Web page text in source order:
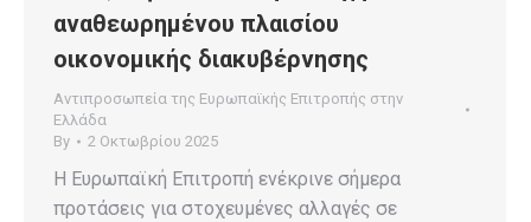
αναθεωρημένου πλαισίου
οικονομικής διακυβέρνησης
Αντιπροσωπεία της Ευρωπαϊκής Επιτροπής στην
Ελλάδα
By
2 Οκτωβρίου 2025
Η Ευρωπαϊκή Επιτροπή ενέκρινε σήμερα
προτάσεις για στοχευμένες αλλαγές σε